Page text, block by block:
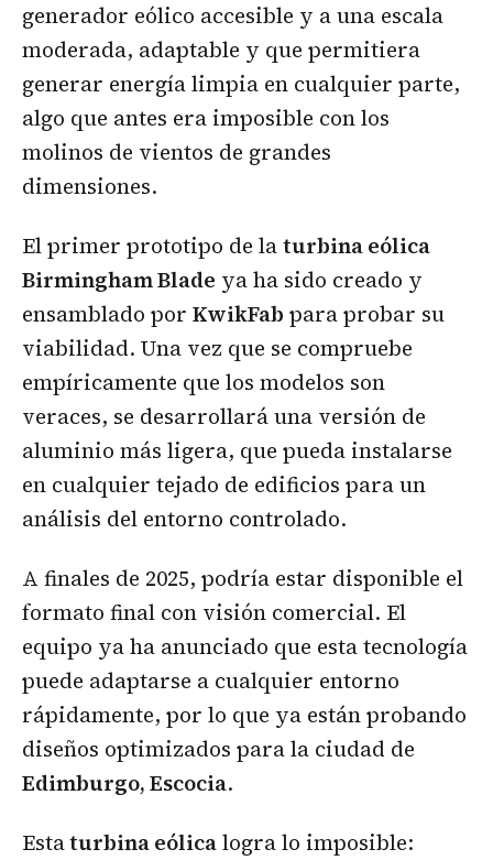
generador eólico accesible y a una escala
moderada, adaptable y que permitiera
generar energía limpia en cualquier parte,
algo que antes era imposible con los
molinos de vientos de grandes
dimensiones.
El primer prototipo de laturbina eólica
Birmingham Blade ya ha sido creado y
ensamblado por KwikFab para probar su
viabilidad. Una vez que se compruebe
empíricamente que los modelos son
veraces, se desarrollará una versión de
aluminio más ligera, que pueda instalarse
en cualquier tejado de edificios para un
análisis del entorno controlado.
A finales de 2025, podría estar disponible el
formato final con visión comercial. El
equipo ya ha anunciado que esta tecnología
puede adaptarse a cualquier entorno
rápidamente, por lo que ya están probando
diseños optimizados para la ciudad de
Edimburgo, Escocia.
Estaturbina eólicalogra lo imposible: